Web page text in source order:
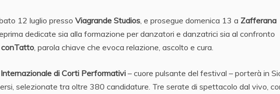
12 luglio presso Viagrande Studios , e prosegue domenica 13 a Zafferana
dedicate sia alla formazione per danzatori e danzatrici sia al confronto
conTatto , parola chiave che evoca relazione, ascolto e cura.
di Corti Performativi– cuore pulsante del festival – porterà in
selezionate tra oltre 380 candidature. Tre serate di spettacolo dal vivo,